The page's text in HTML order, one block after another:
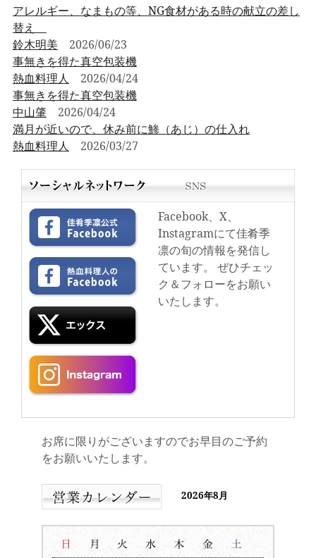
アレルギー、なまもの等、NG食材がある時の献立の差し
替え
鈴木明美 2026/06/23
事無きを得た真空包装機
熱血料理人 2026/04/24
事無きを得た真空包装機
中山肇2026/04/24
満月が近いので、休み前に鯵（あじ）の仕入れ
熱血料理人 2026/03/27
Facebook、X、
Instagramにて佳肴季
凛の旬の情報を発信し
ています。 ぜひチェッ
ク＆フォローをお願い
いたします。
お席に限りがございますのでお早目のご予約
をお願いいたします。
2026年8月